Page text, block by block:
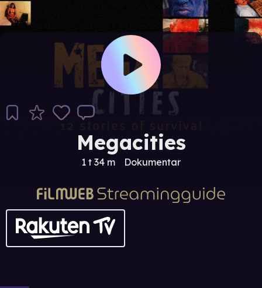
Megacities
1 t 34 m Dokumentar